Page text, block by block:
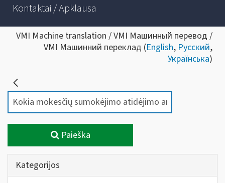
Kontaktai / Apklausa
VMI Machine translation / VMI Машинный перевод /
VMI Машинний переклад (English, Русский,
Українська)
Paieška
Kategorijos